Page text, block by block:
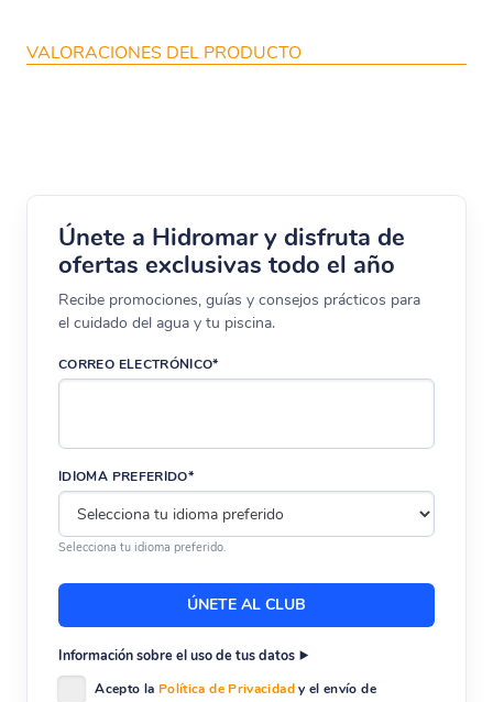
VALORACIONES DEL PRODUCTO
Únete a Hidromar y disfruta de
ofertas exclusivas todo el año
Recibe promociones, guías y consejos prácticos para
el cuidado del agua y tu piscina.
CORREO ELECTRÓNICO*
IDIOMA PREFERIDO*
Selecciona tu idioma preferido.
Información sobre el uso de tus datos
Acepto la Política de Privacidady el envío de